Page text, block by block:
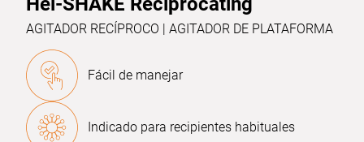
AGITADOR RECÍPROCO | AGITADOR DE PLATAFORMA
Fácil de manejar
Indicado para recipientes habituales